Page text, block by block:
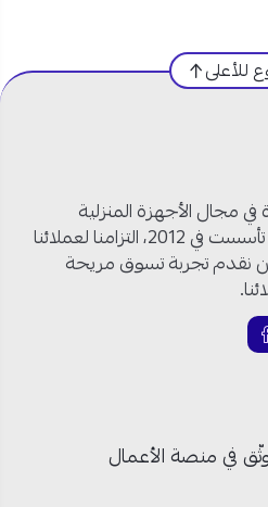
وتجفيف مدمج
مع شاشة عرض رقمية
لأنواع الأقمشة (قطنية،
متكامل في كل دورة!
للأعلى
مجال الأجهزة المنزلية
والكهربائية وأنظمة التكييف. تأسست في 2012، التزامنا لعملائنا
نقدم تجربة تسوق مريحة
في منصة الأعمال